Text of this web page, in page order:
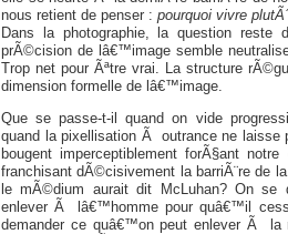
nous retient de penser : pourquoi vivre
Dans la photographie, la question reste
prÃ©cision de lâ€™image semble
Trop net pour Ãªtre vrai. La structure
dimension formelle de lâ€™image.
Que se passe-t-il quand on vide
quand la pixellisation Ã outrance ne laisse
bougent imperceptiblement forÃ§ant
franchisant dÃ©cisivement la barriÃ¨re de
le mÃ©dium aurait dit McLuhan? On se
enlever Ã lâ€™homme pour quâ€™il
demander ce quâ€™on peut enlever Ã la